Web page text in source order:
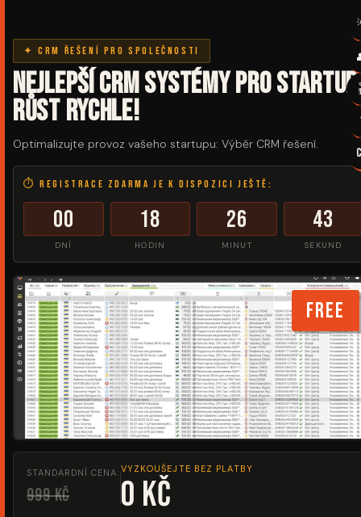
✦ CRM řešení pro společnosti
Nejlepší CRM systémy pro
Růst rychle!
Optimalizujte provoz vašeho startupu: Výběr CRM řešení.
⏱ Registrace zdarma je k dispozici ještě:
00
DNÍ
18
HODIN
26
MINUT
43
SEKUND
FREE
STANDARDNÍ CENA:
999 Kč
VYZKOUŠEJTE BEZ PLATBY
0 Kč